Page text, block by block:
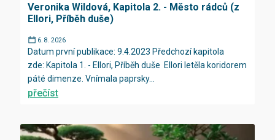
Veronika Wildová, Kapitola 2. - Město rádců (z
Ellori, Příběh duše)
6. 8. 2026
Datum první publikace: 9.4.2023 Předchozí kapitola
zde: Kapitola 1. - Ellori, Příběh duše Ellori letěla koridorem
páté dimenze. Vnímala paprsky...
přečíst